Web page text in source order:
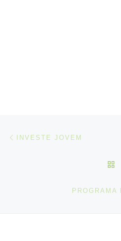
Post navigation
INVESTE JOVEM
PROGRAMA